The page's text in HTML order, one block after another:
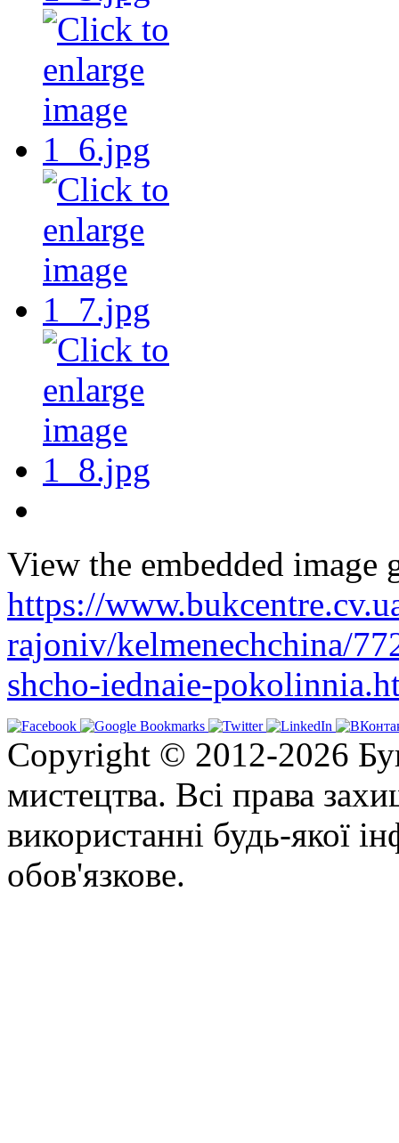
View the embedded image
https://
rajoniv/kelmenechchina/
shcho-iednaie-
Copyright © 2012-2026
мистецтва. Всі права
використанні будь-якої
обов'язкове.